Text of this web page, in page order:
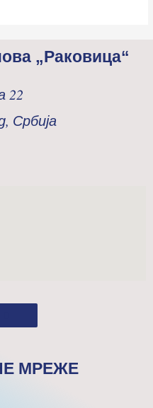
„Раковица“
22
Србија
МРЕЖЕ